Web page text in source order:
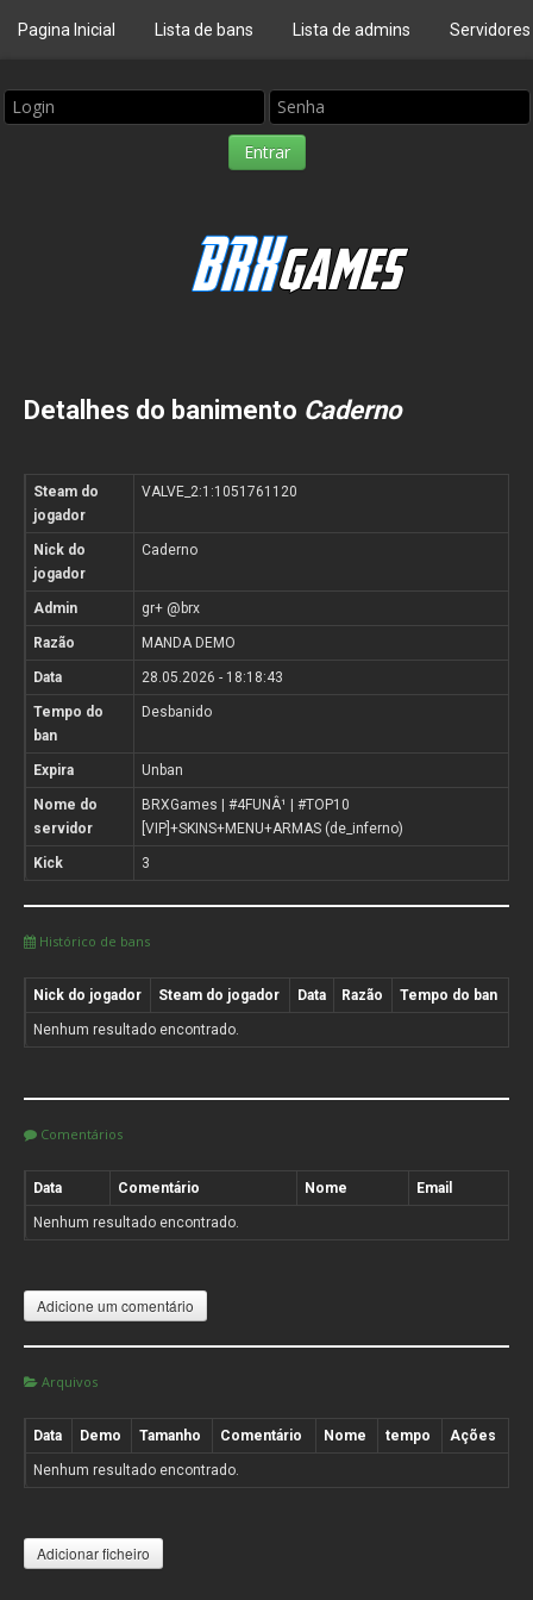
Pagina Inicial Lista de bans Lista de admins Servidores
Detalhes do banimento Caderno
Steam do
jogador
VALVE_2:1:1051761120
Nick do
jogador
Caderno
Admin gr+ @brx
Razão MANDA DEMO
Data 28.05.2026 - 18:18:43
Tempo do
ban
Desbanido
Expira Unban
Nome do
servidor
BRXGames | #4FUNÂ¹ | #TOP10
[VIP]+SKINS+MENU+ARMAS (de_inferno)
Kick 3
Histórico de bans
Nick do jogador Steam do jogador Data Razão Tempo do ban
Nenhum resultado encontrado.
Comentários
Data Comentário Nome Email
Nenhum resultado encontrado.
Adicione um comentário
Arquivos
Data Demo Tamanho Comentário Nome tempo Ações
Nenhum resultado encontrado.
Adicionar ficheiro